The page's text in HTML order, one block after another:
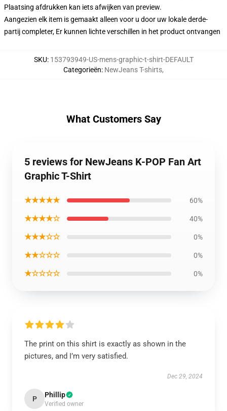
Plaatsing afdrukken kan iets afwijken van preview.
Aangezien elk item is gemaakt alleen voor u door uw lokale derde-
partij completer, Er kunnen lichte verschillen in het product ontvangen
SKU: 153793949-US-mens-graphic-t-shirt-DEFAULT
Categorieën: NewJeans T-shirts,
What Customers Say
5 reviews for NewJeans K-POP Fan Art
Graphic T-Shirt
★★★★★ 60%
★★★★☆ 40%
★★★☆☆ 0%
★★☆☆☆ 0%
★☆☆☆☆ 0%
The print on this shirt is exactly as shown in the
pictures, and I’m very satisfied.
Dec 29, 2024
P Phillip
Verified owner